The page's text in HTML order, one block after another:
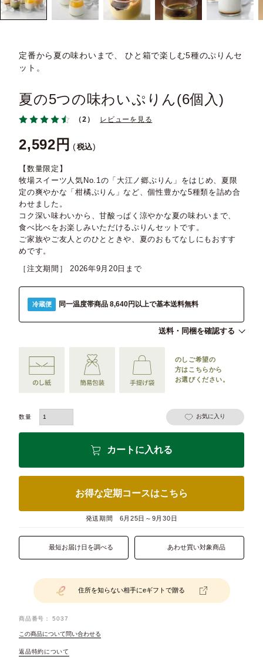
定番から夏の味わいまで、 ひと箱で楽しむ5種のぷりんセ
ット。
夏の5つの味わいぷりん(6個入)
（2） レビューを見る
2,592 税込
【数量限定】
牧場スイーツ人気No.1の「大江ノ郷ぷりん」をはじめ、夏限
定の爽やかな「柑橘ぷりん」など、個性豊かな5種類を詰め合
わせました。
コク深い味わいから、甘酸っぱく涼やかな夏の味わいまで、
食べ比べをお楽しみいただけるぷりんセットです。
ご家族やご友人とのひとときや、夏のおもてなしにもおすす
めです。
［注文期間］
2026年9月20日
冷蔵便 同一温度帯商品 8,640円以上で基本送料無料
送料・同梱を確認する
のしご希望の
方はこちらから
お選びください。
お気に入り
カートに入れる
お得な定期コースはこちら
発送期間 6月25日～9月30日
最短お届け日を調べる あわせ買い対象商品
住所を知らない相手にeギフトで贈る
商品番号 5037
この商品について問い合わせる
返品特約について